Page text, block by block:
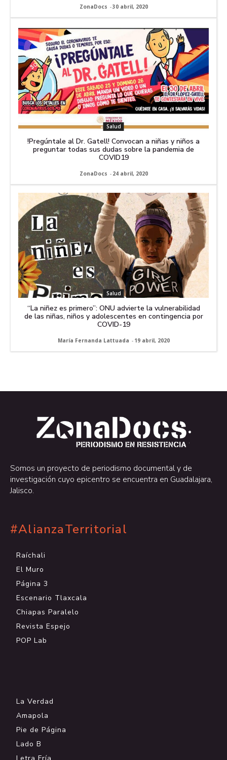
ZonaDocs -30 abril, 2020
Salud
!Pregúntale al Dr. Gatell! Convocan a niñas y niños a
preguntar todas sus dudas sobre la pandemia de
COVID19
ZonaDocs - 24 abril, 2020
Salud
“La niñez es primero”: ONU advierte la vulnerabilidad
de las niñas, niños y adolescentes en contingencia por
COVID-19
María Fernanda Lattuada - 19 abril, 2020
.
.
Somos un proyecto de periodismo documental y de
investigación cuyo epicentro se encuentra en Guadalajara,
Jalisco.
#AlianzaTerritorial
Raíchali
El Muro
Página 3
Escenario Tlaxcala
Chiapas Paralelo
Revista Espejo
POP Lab
La Verdad
Amapola
Pie de Página
Lado B